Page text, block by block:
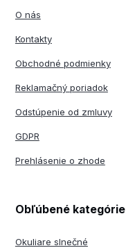
O nás
Kontakty
Obchodné podmienky
Reklamačný poriadok
Odstúpenie od zmluvy
GDPR
Prehlásenie o zhode
Obľúbené kategórie
Okuliare slnečné